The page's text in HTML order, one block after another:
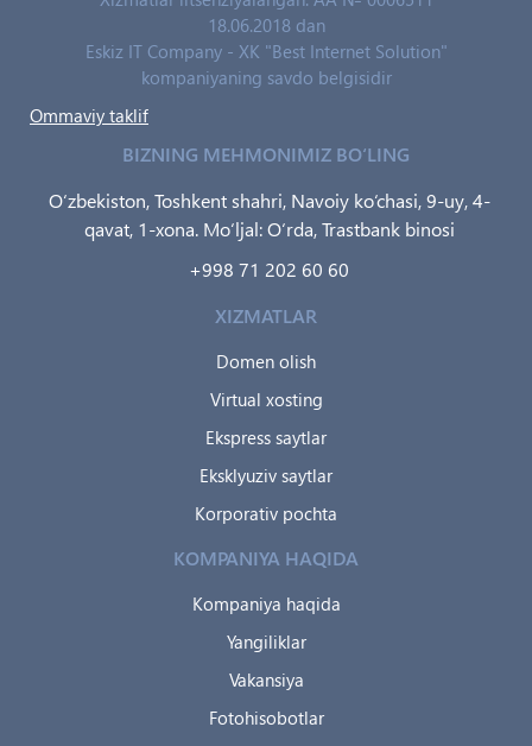
18.06.2018 dan
Eskiz IT Company - XK "Best Internet Solution"
kompaniyaning savdo belgisidir
Ommaviy taklif
BIZNING MEHMONIMIZ BO‘LING
O‘zbekiston, Toshkent shahri, Navoiy ko‘chasi, 9-uy, 4-
qavat, 1-xona. Mo‘ljal: O‘rda, Trastbank binosi
+998 71 202 60 60
XIZMATLAR
Domen olish
Virtual xosting
Ekspress saytlar
Eksklyuziv saytlar
Korporativ pochta
KOMPANIYA HAQIDA
Kompaniya haqida
Yangiliklar
Vakansiya
Fotohisobotlar